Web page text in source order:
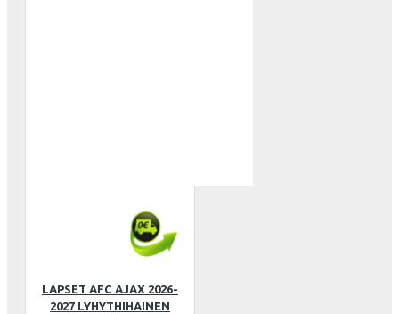
LAPSET AFC AJAX 2026-
2027 LYHYTHIHAINEN